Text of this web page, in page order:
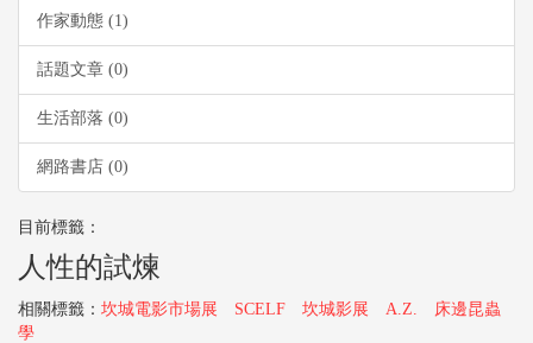
作家動態 (1)
話題文章 (0)
生活部落 (0)
網路書店 (0)
目前標籤：
人性的試煉
相關標籤： 坎城電影市場展 SCELF 坎城影展 A.Z.
床邊昆蟲
學